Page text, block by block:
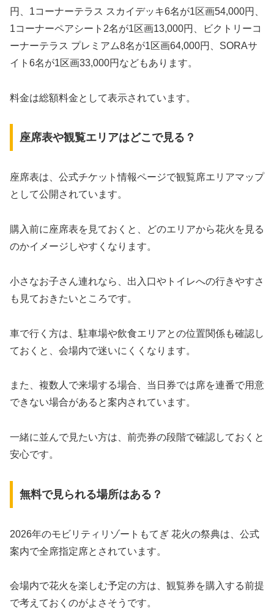
円、1コーナーテラス スカイデッキ6名が1区画54,000円、
1コーナーペアシート2名が1区画13,000円、ビクトリーコ
ーナーテラス プレミアム8名が1区画64,000円、SORAサ
イト6名が1区画33,000円などもあります。
料金は総額料金として表示されています。
座席表や観覧エリアはどこで見る？
座席表は、公式チケット情報ページで観覧席エリアマップ
として公開されています。
購入前に座席表を見ておくと、どのエリアから花火を見る
のかイメージしやすくなります。
小さなお子さん連れなら、出入口やトイレへの行きやすさ
も見ておきたいところです。
車で行く方は、駐車場や飲食エリアとの位置関係も確認し
ておくと、会場内で迷いにくくなります。
また、複数人で来場する場合、当日券では席を連番で用意
できない場合があると案内されています。
一緒に並んで見たい方は、前売券の段階で確認しておくと
安心です。
無料で見られる場所はある？
2026年のモビリティリゾートもてぎ 花火の祭典は、公式
案内で全席指定席とされています。
会場内で花火を楽しむ予定の方は、観覧券を購入する前提
で考えておくのがよさそうです。